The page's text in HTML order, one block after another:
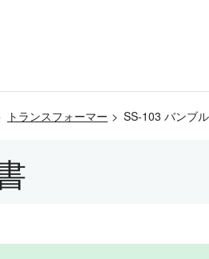
トランスフォーマー SS-103 バンブ